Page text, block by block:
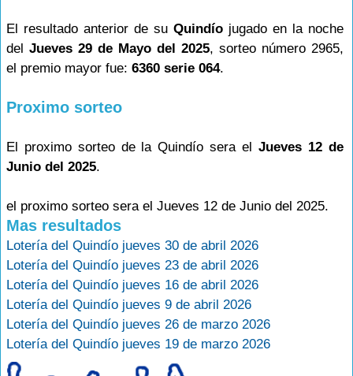
El resultado anterior de su Quindíojugado en la noche
del Jueves 29 de Mayo del 2025, sorteo número 2965,
el premio mayor fue: 6360 serie 064.
Proximo sorteo
El proximo sorteo de la Quindío sera el Jueves 12 de
Junio del 2025.
el proximo sorteo sera el Jueves 12 de Junio del 2025.
Mas resultados
Lotería del Quindío jueves 30 de abril 2026
Lotería del Quindío jueves 23 de abril 2026
Lotería del Quindío jueves 16 de abril 2026
Lotería del Quindío jueves 9 de abril 2026
Lotería del Quindío jueves 26 de marzo 2026
Lotería del Quindío jueves 19 de marzo 2026